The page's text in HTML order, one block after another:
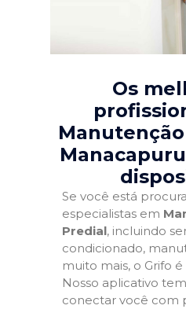
Os
Se você está
especialistas em
Predial, incluindo
condicionado,
muito mais, o Grifo
Nosso aplicativo
conectar você com